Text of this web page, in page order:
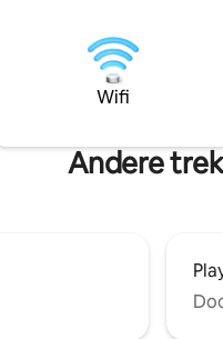
massagebed,
kledingkast,
Op loopafstand van
restaurants/
CONTROLEER DE
Wifi
Andere